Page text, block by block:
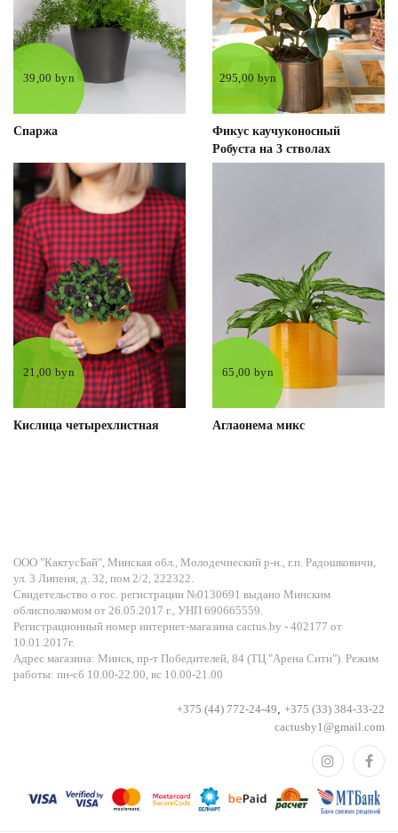
39,00 byn
Спаржа
295,00 byn
Фикус каучуконосный
Робуста на 3 стволах
21,00 byn
Кислица четырехлистная
65,00 byn
Аглаонема микс
ООО "КактусБай", Минская обл., Молодечнеский р-н., г.п. Радошковичи,
ул. 3 Липеня, д. 32, пом 2/2, 222322.
Свидетельство о гос. регистрации №0130691 выдано Минским
облисполкомом от 26.05.2017 г., УНП 690665559.
Регистрационный номер интернет-магазина cactus.by - 402177 от
10.01.2017г.
Адрес магазина: Минск, пр-т Победителей, 84 (ТЦ "Арена Сити"). Режим
работы: пн-сб 10.00-22.00, вс 10.00-21.00
+375 (44) 772-24-49 +375 (33) 384-33-22
cactusby1@gmail.com